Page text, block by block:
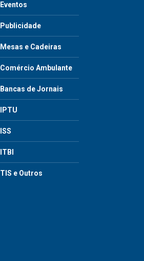
Eventos
Publicidade
Mesas e Cadeiras
Comércio Ambulante
Bancas de Jornais
IPTU
ISS
ITBI
TIS e Outros